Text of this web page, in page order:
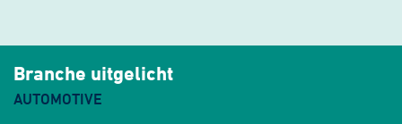
Branche uitgelicht
AUTOMOTIVE